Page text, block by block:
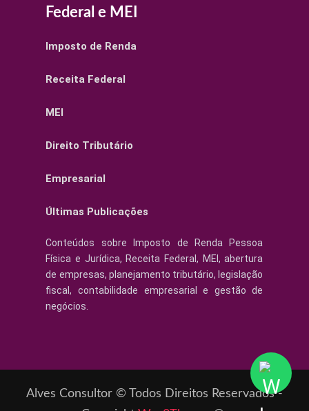
Federal e MEI
Imposto de Renda
Receita Federal
MEI
Direito Tributário
Empresarial
Últimas Publicações
Conteúdos sobre Imposto de Renda Pessoa
Física e Jurídica, Receita Federal, MEI, abertura
de empresas, planejamento tributário, legislação
fiscal, contabilidade empresarial e gestão de
negócios.
Alves Consultor © Todos Direitos Reservados -